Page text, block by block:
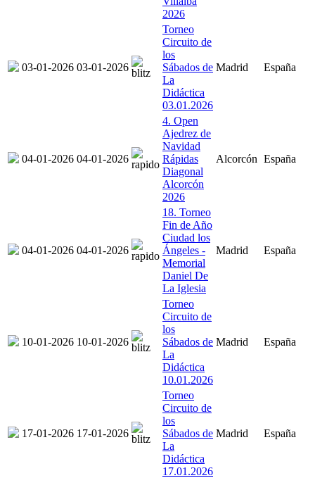
2026
03-01-2026 03-01-2026
Torneo
Circuito de
los
Sábados de
La
Didáctica
03.01.2026
Madrid España
04-01-2026 04-01-2026
4. Open
Ajedrez de
Navidad
Rápidas
Diagonal
Alcorcón
2026
Alcorcón España
04-01-2026 04-01-2026
18. Torneo
Fin de Año
Ciudad los
Ángeles -
Memorial
Daniel De
La Iglesia
Madrid España
10-01-2026 10-01-2026
Torneo
Circuito de
los
Sábados de
La
Didáctica
10.01.2026
Madrid España
17-01-2026 17-01-2026
Torneo
Circuito de
los
Sábados de
La
Didáctica
17.01.2026
Madrid España